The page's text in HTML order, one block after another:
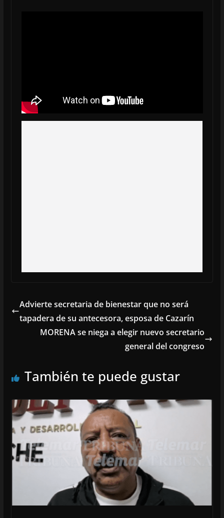
Advierte secretaria de bienestar que no será
tapadera de su antecesora, esposa de Cazarín
MORENA se niega a elegir nuevo secretario
general del congreso
También te puede gustar